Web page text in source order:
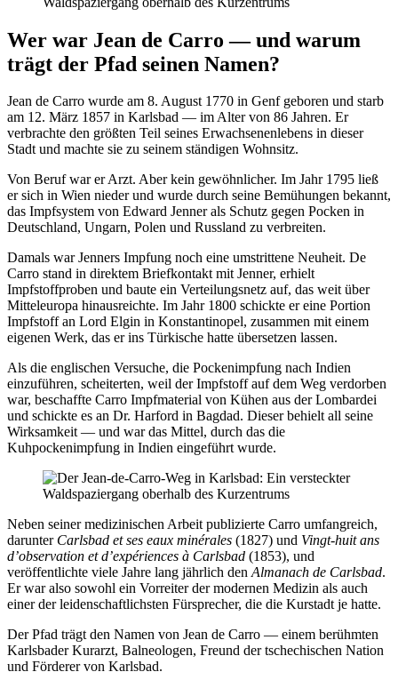
Wer war Jean de Carro — und warum
trägt der Pfad seinen Namen?
Jean de Carro wurde am 8. August 1770 in Genf geboren und starb
am 12. März 1857 in Karlsbad — im Alter von 86 Jahren. Er
verbrachte den größten Teil seines Erwachsenenlebens in dieser
Stadt und machte sie zu seinem ständigen Wohnsitz.
Von Beruf war er Arzt. Aber kein gewöhnlicher. Im Jahr 1795 ließ
er sich in Wien nieder und wurde durch seine Bemühungen bekannt,
das Impfsystem von Edward Jenner als Schutz gegen Pocken in
Deutschland, Ungarn, Polen und Russland zu verbreiten.
Damals war Jenners Impfung noch eine umstrittene Neuheit. De
Carro stand in direktem Briefkontakt mit Jenner, erhielt
Impfstoffproben und baute ein Verteilungsnetz auf, das weit über
Mitteleuropa hinausreichte. Im Jahr 1800 schickte er eine Portion
Impfstoff an Lord Elgin in Konstantinopel, zusammen mit einem
eigenen Werk, das er ins Türkische hatte übersetzen lassen.
Als die englischen Versuche, die Pockenimpfung nach Indien
einzuführen, scheiterten, weil der Impfstoff auf dem Weg verdorben
war, beschaffte Carro Impfmaterial von Kühen aus der Lombardei
und schickte es an Dr. Harford in Bagdad. Dieser behielt all seine
Wirksamkeit — und war das Mittel, durch das die
Kuhpockenimpfung in Indien eingeführt wurde.
Neben seiner medizinischen Arbeit publizierte Carro umfangreich,
darunter Carlsbad et ses eaux minérales (1827) und Vingt-huit ans
d’observation et d’expériences à Carlsbad (1853), und
veröffentlichte viele Jahre lang jährlich denAlmanach de Carlsbad.
Er war also sowohl ein Vorreiter der modernen Medizin als auch
einer der leidenschaftlichsten Fürsprecher, die die Kurstadt je hatte.
Der Pfad trägt den Namen von Jean de Carro — einem berühmten
Karlsbader Kurarzt, Balneologen, Freund der tschechischen Nation
und Förderer von Karlsbad.